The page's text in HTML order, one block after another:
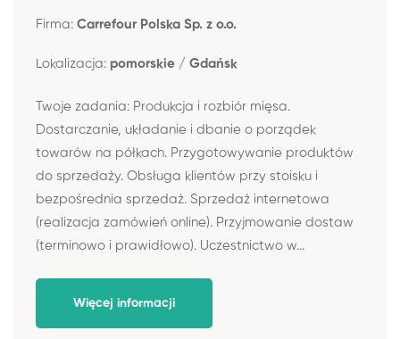
Firma: Carrefour Polska Sp. z o.o.
Lokalizacja: pomorskie / Gdańsk
Twoje zadania: Produkcja i rozbiór mięsa.
Dostarczanie, układanie i dbanie o porządek
towarów na półkach. Przygotowywanie produktów
do sprzedaży. Obsługa klientów przy stoisku i
bezpośrednia sprzedaż. Sprzedaż internetowa
(realizacja zamówień online). Przyjmowanie dostaw
(terminowo i prawidłowo). Uczestnictwo w...
Więcej informacji